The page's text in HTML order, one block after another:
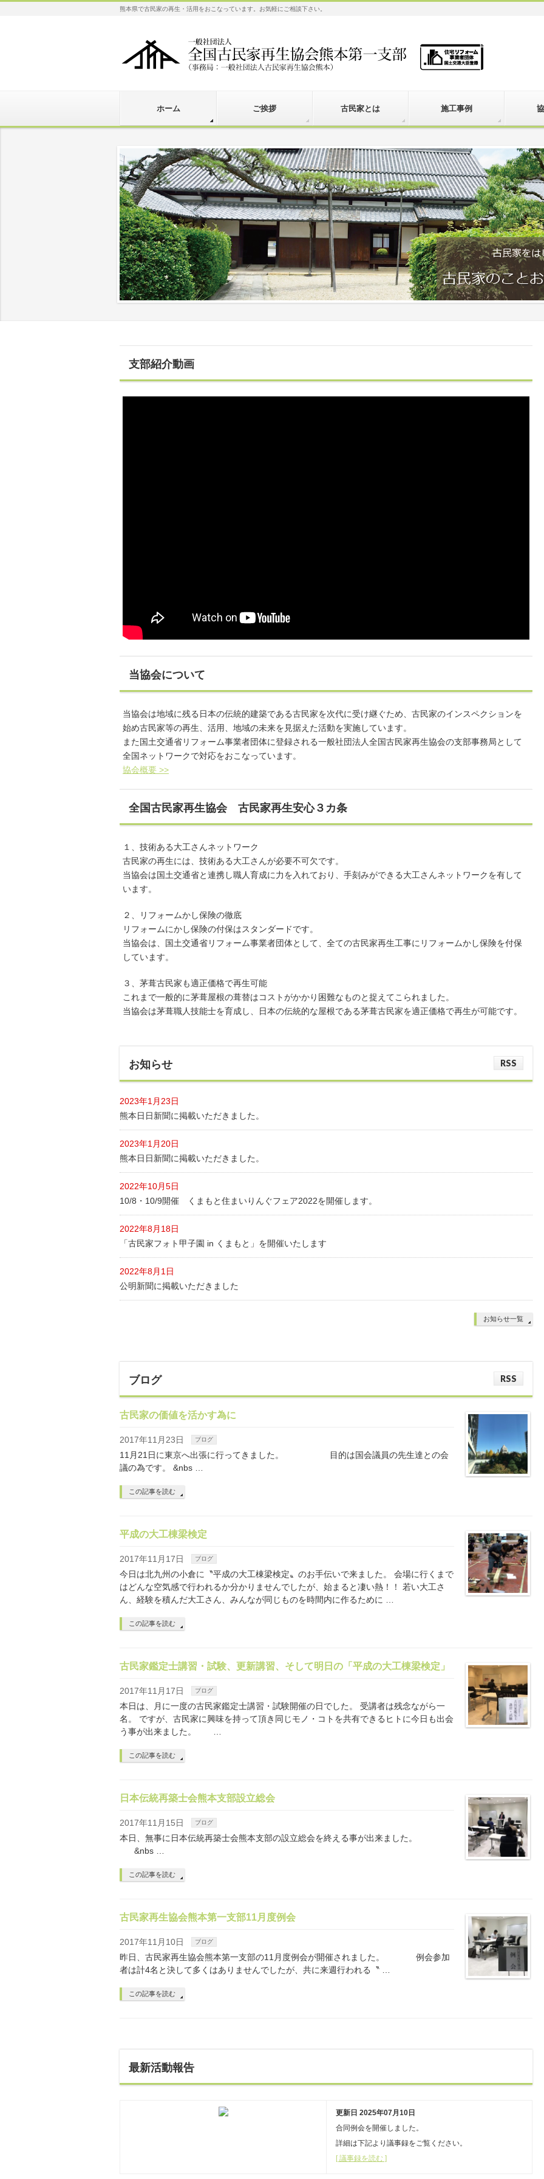
熊本県で古民家の再生・活用をおこなっています。お気軽にご相談下さい。
ホーム ご挨拶 古民家とは 施工事例
支部紹介動画
当協会について
当協会は地域に残る日本の伝統的建築である古民家を次代に受け継ぐため、古民家のインスペクションを
始め古民家等の再生、活用、地域の未来を見据えた活動を実施しています。
また国土交通省リフォーム事業者団体に登録される一般社団法人全国古民家再生協会の支部事務局として
全国ネットワークで対応をおこなっています。
協会概要 >>
全国古民家再生協会 古民家再生安心３カ条
１、技術ある大工さんネットワーク
古民家の再生には、技術ある大工さんが必要不可欠です。
当協会は国土交通省と連携し職人育成に力を入れており、手刻みができる大工さんネットワークを有して
います。
２、リフォームかし保険の徹底
リフォームにかし保険の付保はスタンダードです。
当協会は、国土交通省リフォーム事業者団体として、全ての古民家再生工事にリフォームかし保険を付保
しています。
３、茅葺古民家も適正価格で再生可能
これまで一般的に茅葺屋根の葺替はコストがかかり困難なものと捉えてこられました。
当協会は茅葺職人技能士を育成し、日本の伝統的な屋根である茅葺古民家を適正価格で再生が可能です。
お知らせ RSS
2023年1月23日
熊本日日新聞に掲載いただきました。
2023年1月20日
熊本日日新聞に掲載いただきました。
2022年10月5日
10/8・10/9開催 くまもと住まいりんぐフェア2022を開催します。
2022年8月18日
「古民家フォト甲子園 in くまもと」を開催いたします
2022年8月1日
公明新聞に掲載いただきました
お知らせ一覧
ブログ RSS
古民家の価値を活かす為に
2017年11月23日 ブログ
11月21日に東京へ出張に行ってきました。 目的は国会議員の先生達との会
議の為です。 &nbs …
この記事を読む
平成の大工棟梁検定
2017年11月17日 ブログ
今日は北九州の小倉に〝平成の大工棟梁検定〟のお手伝いで来ました。 会場に行くまで
はどんな空気感で行われるか分かりませんでしたが、始まると凄い熱！！ 若い大工さ
ん、経験を積んだ大工さん、みんなが同じものを時間内に作るために …
この記事を読む
古民家鑑定士講習・試験、更新講習、そして明日の「平成の大工棟梁検定」
2017年11月17日 ブログ
本日は、月に一度の古民家鑑定士講習・試験開催の日でした。 受講者は残念ながら一
名。 ですが、古民家に興味を持って頂き同じモノ・コトを共有できるヒトに今日も出会
う事が出来ました。 …
この記事を読む
日本伝統再築士会熊本支部設立総会
2017年11月15日 ブログ
本日、無事に日本伝統再築士会熊本支部の設立総会を終える事が出来ました。
&nbs …
この記事を読む
古民家再生協会熊本第一支部11月度例会
2017年11月10日 ブログ
昨日、古民家再生協会熊本第一支部の11月度例会が開催されました。 例会参加
者は計4名と決して多くはありませんでしたが、共に来週行われる〝 …
この記事を読む
最新活動報告
更新日 2025年07月10日
合同例会を開催しました。
詳細は下記より議事録をご覧ください。
[ 議事録を読む ]